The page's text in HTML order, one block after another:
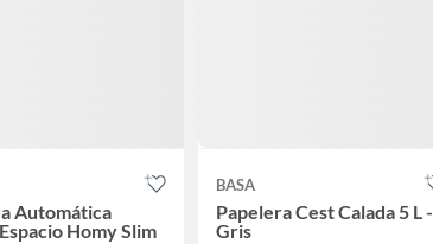
Automática
Homy Slim
BASA
Papelera Cest Calada 5 L -
Gris